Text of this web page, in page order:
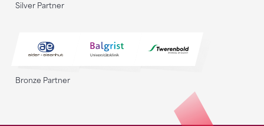
Silver Partner
Bronze Partner